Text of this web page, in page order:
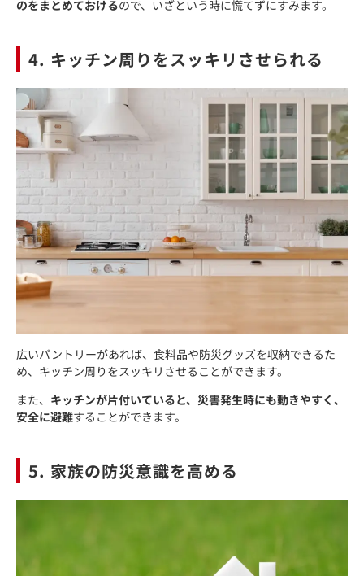
のをまとめておけるので、いざという時に慌てずにすみます。
4. キッチン周りをスッキリさせられる
広いパントリーがあれば、食料品や防災グッズを収納できるた
め、キッチン周りをスッキリさせることができます。
また、 キッチンが片付いていると、災害発生時にも動きやすく、
安全に避難することができます。
5. 家族の防災意識を高める